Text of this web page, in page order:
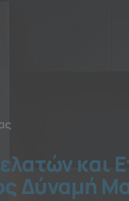
και
Δύναμή